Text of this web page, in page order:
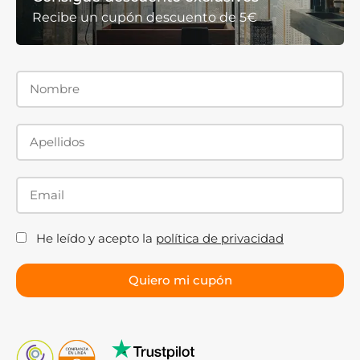
busca una apertura central cómoda y simétrica.
Además de ofrecer una excelente funcionalidad,
Cristal templado de 6, 8 y 10 mm
El grosor del cristalinfluye tanto en la sensación de
robustez como en la estética de la mampara.
Cristal de 6 mm
La opción más económica. Ideal para quienes buscan
ajustado.
Cristal de 8 mm
La opción más equilibrada y una de las más vendidas.
diseño y precio.
Recibe un cupón descuento de 5€
He leído y acepto la política de privacidad